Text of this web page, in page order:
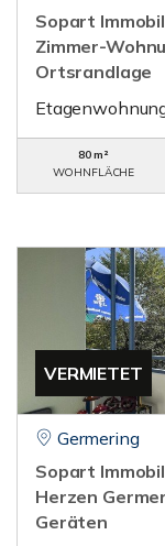
Sopart
Zimmer-
Ortsrandlage
80 m²
WOHNFLÄCHE
VERMIETET
Germering
Sopart
Herzen
Geräten